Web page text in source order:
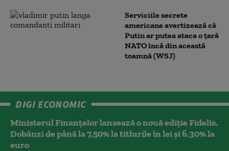
Serviciile secrete
americane avertizează că
Putin ar putea ataca o țară
NATO încă din această
toamnă (WSJ)
DIGI ECONOMIC
Ministerul Finanțelor lansează o nouă ediție Fidelis.
Dobânzi de până la 7,50% la titlurile în lei și 6,30% la
euro